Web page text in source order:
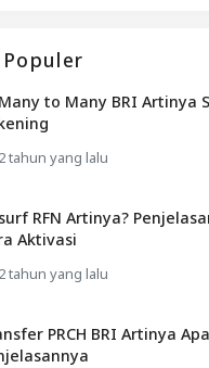
to Many BRI Artinya
2 tahun yang lalu
RFN Artinya?
Aktivasi
2 tahun yang lalu
PRCH BRI Artinya